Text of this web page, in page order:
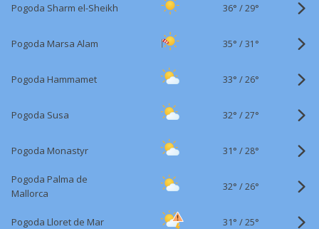
Pogoda Sharm el-Sheikh 36° /29°
Pogoda Marsa Alam 35° /31°
Pogoda Hammamet 33° /26°
Pogoda Susa 32° /27°
Pogoda Monastyr 31° /28°
Pogoda Palma de
Mallorca
32° /26°
Pogoda Lloret de Mar 31° /25°